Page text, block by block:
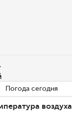
Погода сегодня
воздуха